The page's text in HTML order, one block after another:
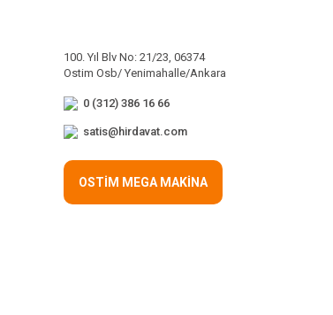
100. Yıl Blv No: 21/23, 06374
Ostim Osb/ Yenimahalle/Ankara
0 (312) 386 16 66
satis@hirdavat.com
OSTİM MEGA MAKİNA